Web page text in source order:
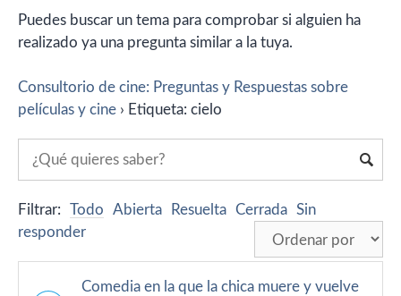
Puedes buscar un tema para comprobar si alguien ha
realizado ya una pregunta similar a la tuya.
Consultorio de cine: Preguntas y Respuestas sobre
películas y cine › Etiqueta: cielo
Filtrar: Todo Abierta Resuelta Cerrada Sin
responder
Comedia en la que la chica muere y vuelve